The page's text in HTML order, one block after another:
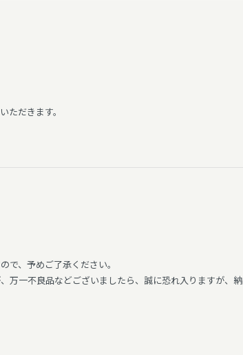
ただきます。
で、予めご了承ください。
一不良品などございましたら、誠に恐れ入りますが、